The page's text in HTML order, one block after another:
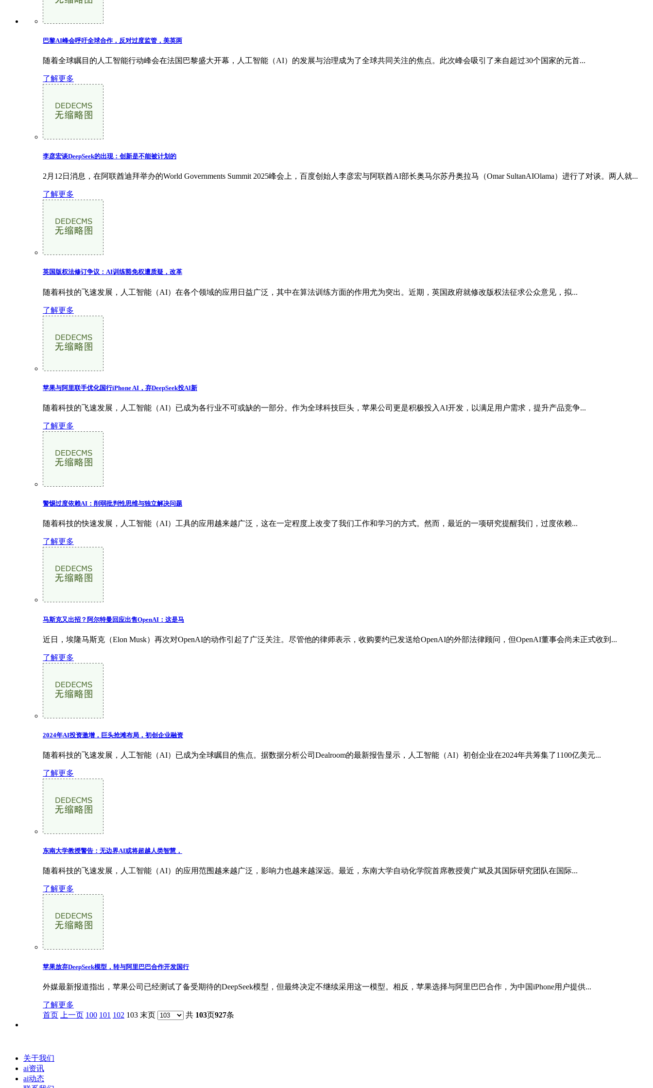
巴黎AI峰会呼吁全球合作，反对过度监管，美英两
随着全球瞩目的人工智能行动峰会在法国巴黎盛大开幕，人工智能（AI）的发展与治理成为了全球共同关注的焦点。此次峰会吸引了来自超过30个国家的元首...
了解更多
李彦宏谈DeepSeek的出现：创新是不能被计划的
2月12日消息，在阿联酋迪拜举办的World Governments Summit 2025峰会上，百度创始人李彦宏与阿联酋AI部长奥马尔苏丹奥拉马（Omar SultanAIOlama）进行了对谈。两人就...
了解更多
英国版权法修订争议：AI训练豁免权遭质疑，改革
随着科技的飞速发展，人工智能（AI）在各个领域的应用日益广泛，其中在算法训练方面的作用尤为突出。近期，英国政府就修改版权法征求公众意见，拟...
了解更多
苹果与阿里联手优化国行iPhone AI，弃DeepSeek投AI新
随着科技的飞速发展，人工智能（AI）已成为各行业不可或缺的一部分。作为全球科技巨头，苹果公司更是积极投入AI开发，以满足用户需求，提升产品竞争...
了解更多
警惕过度依赖AI：削弱批判性思维与独立解决问题
随着科技的快速发展，人工智能（AI）工具的应用越来越广泛，这在一定程度上改变了我们工作和学习的方式。然而，最近的一项研究提醒我们，过度依赖...
了解更多
马斯克又出招？阿尔特曼回应出售OpenAI：这是马
近日，埃隆马斯克（Elon Musk）再次对OpenAI的动作引起了广泛关注。尽管他的律师表示，收购要约已发送给OpenAI的外部法律顾问，但OpenAI董事会尚未正式收到...
了解更多
2024年AI投资激增，巨头抢滩布局，初创企业融资
随着科技的飞速发展，人工智能（AI）已成为全球瞩目的焦点。据数据分析公司Dealroom的最新报告显示，人工智能（AI）初创企业在2024年共筹集了1100亿美元...
了解更多
东南大学教授警告：无边界AI或将超越人类智慧，
随着科技的飞速发展，人工智能（AI）的应用范围越来越广泛，影响力也越来越深远。最近，东南大学自动化学院首席教授黄广斌及其国际研究团队在国际...
了解更多
苹果放弃DeepSeek模型，转与阿里巴巴合作开发国行
外媒最新报道指出，苹果公司已经测试了备受期待的DeepSeek模型，但最终决定不继续采用这一模型。相反，苹果选择与阿里巴巴合作，为中国iPhone用户提供...
了解更多
首页
上一页 100 101 102 103 末页 共 103页927条
关于我们
ai资讯
ai动态